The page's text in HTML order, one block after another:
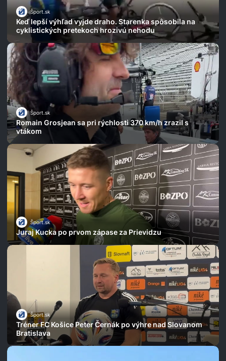
Šport.sk
Keď lepší výhľad vyjde draho. Starenka spôsobila na
cyklistických pretekoch hrozivú nehodu
Šport.sk
Romain Grosjean sa pri rýchlosti 370 km/h zrazil s
vtákom
Šport.sk
Juraj Kucka po prvom zápase za Prievidzu
Šport.sk
Tréner FC Košice Peter Černák po výhre nad Slovanom
Bratislava